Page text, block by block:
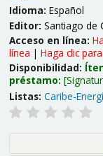
Idioma: Español
Editor: Santiago de
Acceso en línea:
línea | Haga clic
Disponibilidad:
préstamo:
Listas: Caribe-